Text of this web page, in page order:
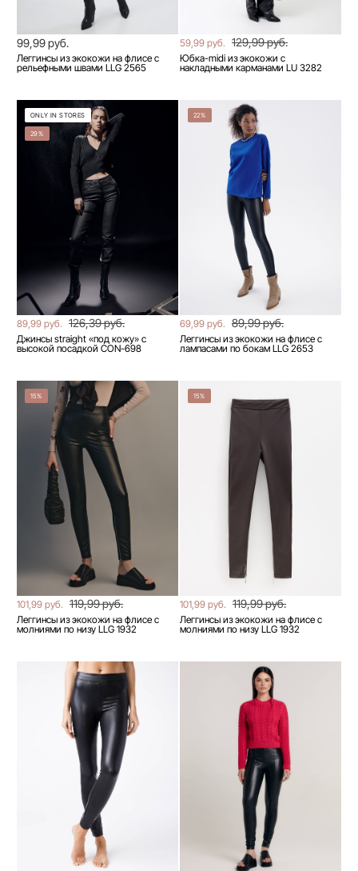
99,99 руб.
Леггинсы из экокожи на флисе с
рельефными швами LLG 2565
59,99 руб. 129,99 руб.
Юбка-midi из экокожи с
накладными карманами LU 3282
ONLY IN STORES
29%
89,99 руб. 126,39 руб.
Джинсы straight «под кожу» с
высокой посадкой CON-698
22%
69,99 руб. 89,99 руб.
Леггинсы из экокожи на флисе с
лампасами по бокам LLG 2653
15%
101,99 руб. 119,99 руб.
Леггинсы из экокожи на флисе с
молниями по низу LLG 1932
15%
101,99 руб. 119,99 руб.
Леггинсы из экокожи на флисе с
молниями по низу LLG 1932